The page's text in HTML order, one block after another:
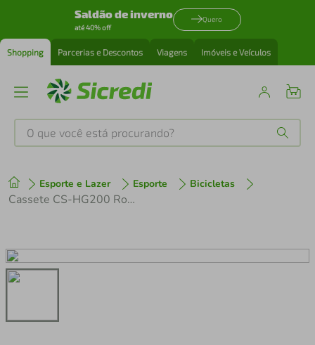
Saldão de inverno
até 40% off
Quero
Shopping Parcerias e Descontos Viagens Imóveis e Veículos
O que você está procurando?
Esporte e Lazer Esporte Bicicletas
Cassete CS-HG200 Roda Livre 12/32 dentes 8V
1º tenis